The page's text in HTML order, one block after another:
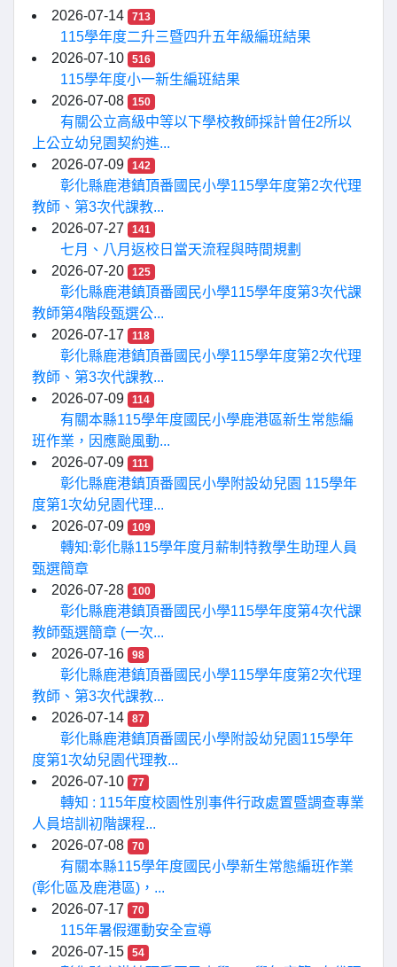
2026-07-14 713
115學年度二升三暨四升五年級編班結果
2026-07-10
516
115學年度小一新生編班結果
2026-07-08
150
有關公立高級中等以下學校教師採計曾任2所以
上公立幼兒園契約進...
2026-07-09
142
彰化縣鹿港鎮頂番國民小學115學年度第2次代理
教師、第3次代課教...
2026-07-27
141
七月、八月返校日當天流程與時間規劃
2026-07-20
125
彰化縣鹿港鎮頂番國民小學115學年度第3次代課
教師第4階段甄選公...
2026-07-17
118
彰化縣鹿港鎮頂番國民小學115學年度第2次代理
教師、第3次代課教...
2026-07-09
114
有關本縣115學年度國民小學鹿港區新生常態編
班作業，因應颱風動...
2026-07-09
111
彰化縣鹿港鎮頂番國民小學附設幼兒園 115學年
度第1次幼兒園代理...
2026-07-09
109
轉知:彰化縣115學年度月薪制特教學生助理人員
甄選簡章
2026-07-28
100
彰化縣鹿港鎮頂番國民小學115學年度第4次代課
教師甄選簡章 (一次...
2026-07-16
98
彰化縣鹿港鎮頂番國民小學115學年度第2次代理
教師、第3次代課教...
2026-07-14
87
彰化縣鹿港鎮頂番國民小學附設幼兒園115學年
度第1次幼兒園代理教...
2026-07-10
77
轉知 : 115年度校園性別事件行政處置暨調查專業
人員培訓初階課程...
2026-07-08
70
有關本縣115學年度國民小學新生常態編班作業
(彰化區及鹿港區)，...
2026-07-17
70
115年暑假運動安全宣導
2026-07-15
54